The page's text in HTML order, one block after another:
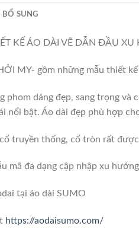
BỔ SUNG
KẾ ÁO DÀI VẼ DẪN ĐẦU XU
MY- gồm những mẫu thiết kế
phom dáng đẹp, sang trọng và
nổi bật. Áo dài đẹp phù hợp
truyền thống, cổ tròn rất
mã đa dạng cập nhập xu
tại áo dài SUMO
https://aodaisumo.com/